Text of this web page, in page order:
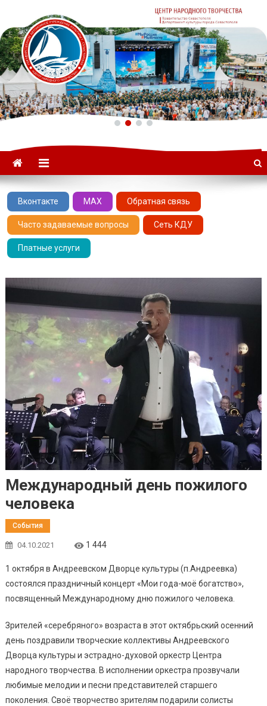
ГАУК «ЦНТ» –
Севастопольский Центр
народного творчества
Вконтакте MAX Обратная связь
Часто задаваемые вопросы Сеть КДУ
Платные услуги
Международный день пожилого
человека
События
04.10.2021 1 444
1 октября в Андреевском Дворце культуры (п.Андреевка)
состоялся праздничный концерт «Мои года-моё богатство»,
посвященный Международному дню пожилого человека.
Зрителей «серебряного» возраста в этот октябрьский осенний
день поздравили творческие коллективы Андреевского
Дворца культуры и эстрадно-духовой оркестр Центра
народного творчества. В исполнении оркестра прозвучали
любимые мелодии и песни представителей старшего
поколения. Своё творчество зрителям подарили солисты